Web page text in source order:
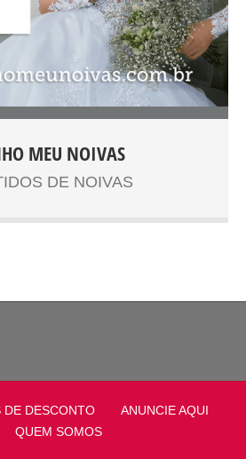
O CUPOM NO SMARTPHONE OU
4 – GANHE DESCONTO
uma simulação de texto da
e de impressos, e vem sendo
uma bandeja de tipos e os
grátis já é seu! VEJA NAS
COMO UTILIZAR O SEU CUPOM
MEU NOIVAS
DE NOIVAS
DE DESCONTO
ANUNCIE AQUI
QUEM SOMOS